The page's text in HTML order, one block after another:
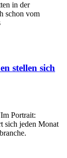
in der
schon vom
stellen sich
Portrait:
sich jeden Monat